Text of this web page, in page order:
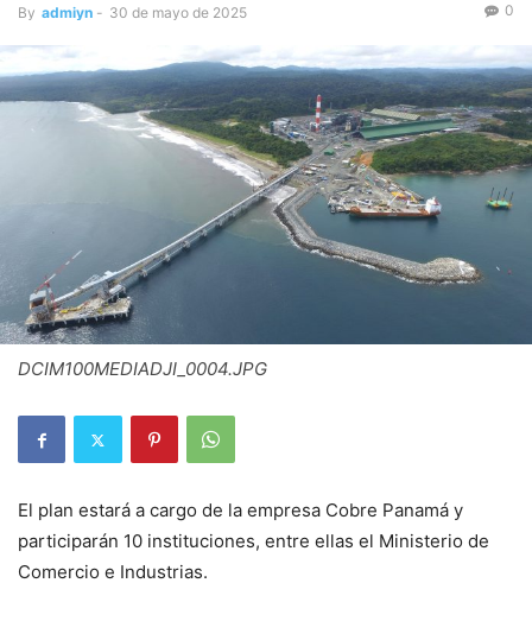
By admiyn - 30 de mayo de 2025 0
DCIM100MEDIADJI_0004.JPG
El plan estará a cargo de la empresa Cobre Panamá y
participarán 10 instituciones, entre ellas el Ministerio de
Comercio e Industrias.